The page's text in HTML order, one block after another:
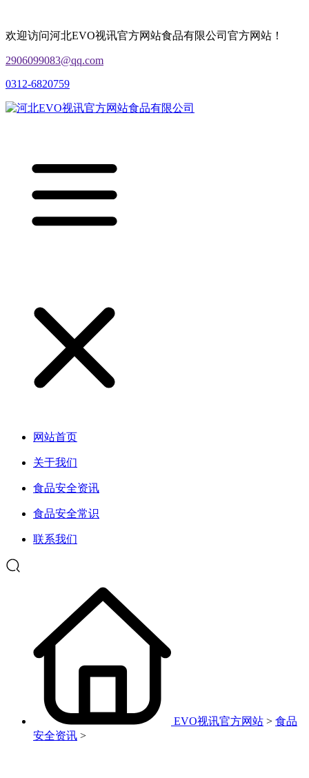
欢迎访问河北EVO视讯官方网站食品有限公司官方网站！
2906099083@qq.com
0312-6820759
网站首页
关于我们
食品安全资讯
食品安全常识
联系我们
EVO视讯官方网站 > 食品
安全资讯 >